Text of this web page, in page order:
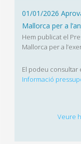
01/01/2026
Mallorca per a
Hem publicat el
Mallorca per a
El podeu consultar
Informació
Veure